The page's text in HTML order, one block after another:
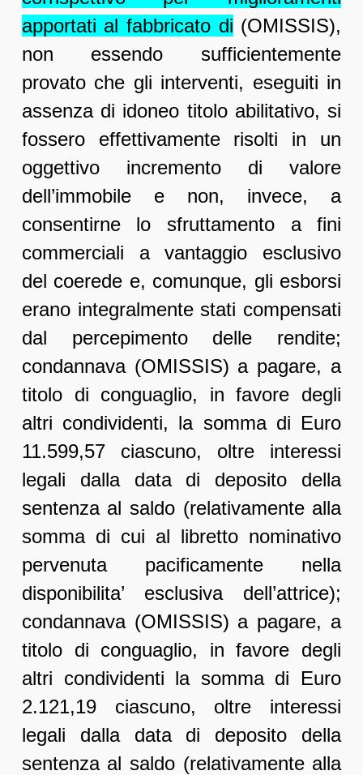
apportati al fabbricato di (OMISSIS),
non essendo sufficientemente
provato che gli interventi, eseguiti in
assenza di idoneo titolo abilitativo, si
fossero effettivamente risolti in un
oggettivo incremento di valore
dell’immobile e non, invece, a
consentirne lo sfruttamento a fini
commerciali a vantaggio esclusivo
del coerede e, comunque, gli esborsi
erano integralmente stati compensati
dal percepimento delle rendite;
condannava (OMISSIS) a pagare, a
titolo di conguaglio, in favore degli
altri condividenti, la somma di Euro
11.599,57 ciascuno, oltre interessi
legali dalla data di deposito della
sentenza al saldo (relativamente alla
somma di cui al libretto nominativo
pervenuta pacificamente nella
disponibilita’ esclusiva dell’attrice);
condannava (OMISSIS) a pagare, a
titolo di conguaglio, in favore degli
altri condividenti la somma di Euro
2.121,19 ciascuno, oltre interessi
legali dalla data di deposito della
sentenza al saldo (relativamente alla